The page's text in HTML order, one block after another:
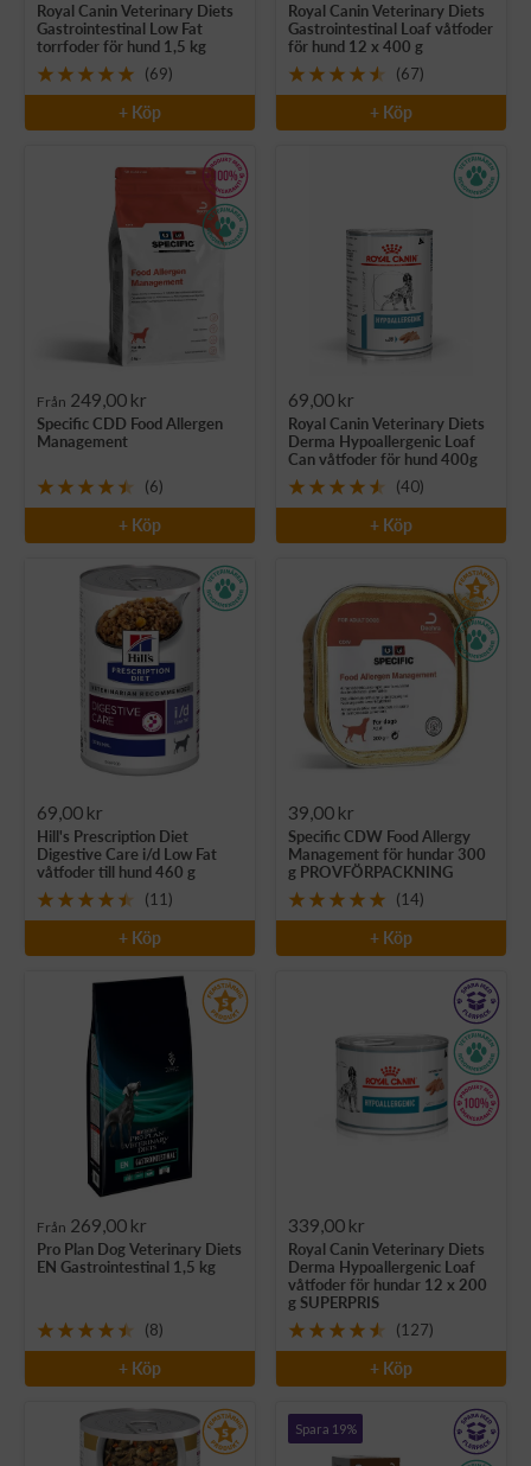
pris
Royal Canin Veterinary Diets
Gastrointestinal Low Fat
torrfoder för hund 1,5 kg
(69)
+ Köp
pris
Royal Canin Veterinary Diets
Gastrointestinal Loaf våtfoder
för hund 12 x 400 g
(67)
+ Köp
Rea-
pris
Från 249,00 kr
Specific CDD Food Allergen
Management
(6)
+ Köp
Rea-
pris
69,00 kr
Royal Canin Veterinary Diets
Derma Hypoallergenic Loaf
Can våtfoder för hund 400g
(40)
+ Köp
Rea-
pris
69,00 kr
Hill's Prescription Diet
Digestive Care i/d Low Fat
våtfoder till hund 460 g
(11)
+ Köp
Rea-
pris
39,00 kr
Specific CDW Food Allergy
Management för hundar 300
g PROVFÖRPACKNING
(14)
+ Köp
Rea-
pris
Från 269,00 kr
Pro Plan Dog Veterinary Diets
EN Gastrointestinal 1,5 kg
(8)
+ Köp
Rea-
pris
339,00 kr
Royal Canin Veterinary Diets
Derma Hypoallergenic Loaf
våtfoder för hundar 12 x 200
g SUPERPRIS
(127)
+ Köp
Spara 19%